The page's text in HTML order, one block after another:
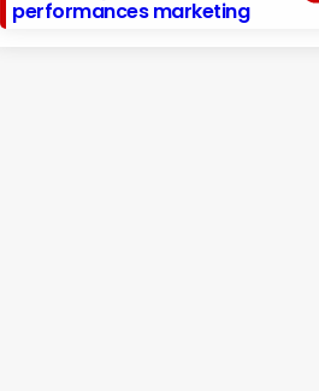
performances marketing